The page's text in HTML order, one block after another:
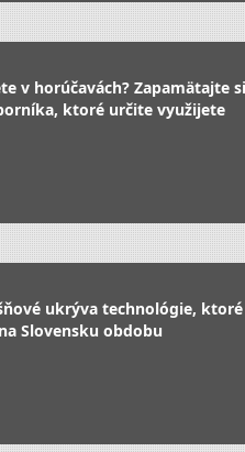
v horúčavách? Zapamätajte
ktoré určite využijete
ukrýva technológie, ktoré
Slovensku obdobu